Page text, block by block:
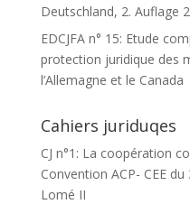
Deutschland, 2. Auflage
EDCJFA n° 15: Etude
protection juridique des
l’Allemagne et le Canada
Cahiers juriduqes
CJ n°1: La coopération
Convention ACP- CEE
Lomé II